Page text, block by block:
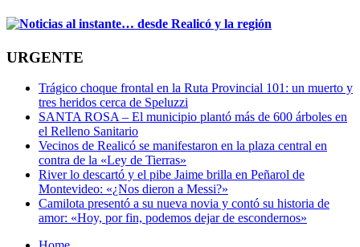
URGENTE
Trágico choque frontal en la Ruta Provincial 101: un muerto y
tres heridos cerca de Speluzzi
SANTA ROSA – El municipio plantó más de 600 árboles en
el Relleno Sanitario
Vecinos de Realicó se manifestaron en la plaza central en
contra de la «Ley de Tierras»
River lo descartó y el pibe Jaime brilla en Peñarol de
Montevideo: «¿Nos dieron a Messi?»
Camilota presentó a su nueva novia y contó su historia de
amor: «Hoy, por fin, podemos dejar de escondernos»